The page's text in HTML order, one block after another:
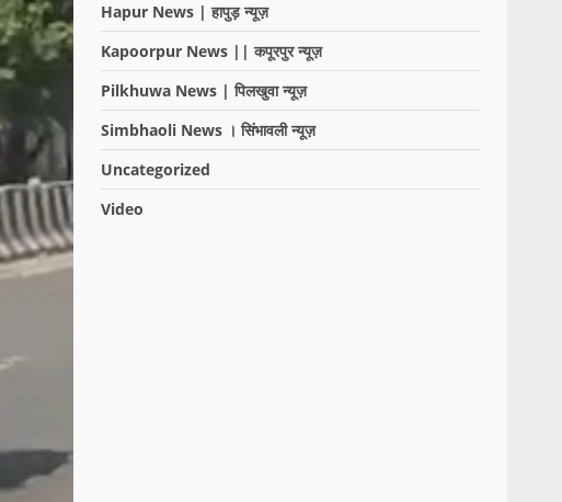
Hapur News | हापुड़ न्यूज़
Kapoorpur News || कपूरपुर न्यूज़
Pilkhuwa News | पिलखुवा न्यूज़
Simbhaoli News । सिंभावली न्यूज़
Uncategorized
Video